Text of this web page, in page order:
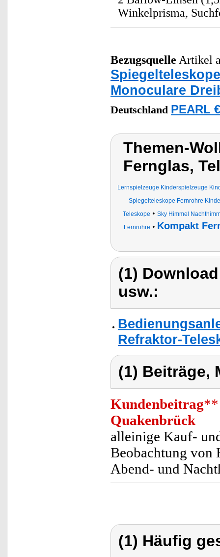
Winkelprisma,
Bezugsquelle Artikel
Monoculare
Deutschland PEARL
Themen-
Fernglas,
Lernspielzeuge Kinderspielzeuge
Spiegelteleskope Fernrohre
Teleskope • Sky Himmel
Fernrohre • Kompakt
(1)
usw.:
Refraktor-
(1) Beiträge,
Kundenbeitrag**
Quakenbrück
alleinige Kauf-
Beobachtung von
Abend- und
(1) Häufig